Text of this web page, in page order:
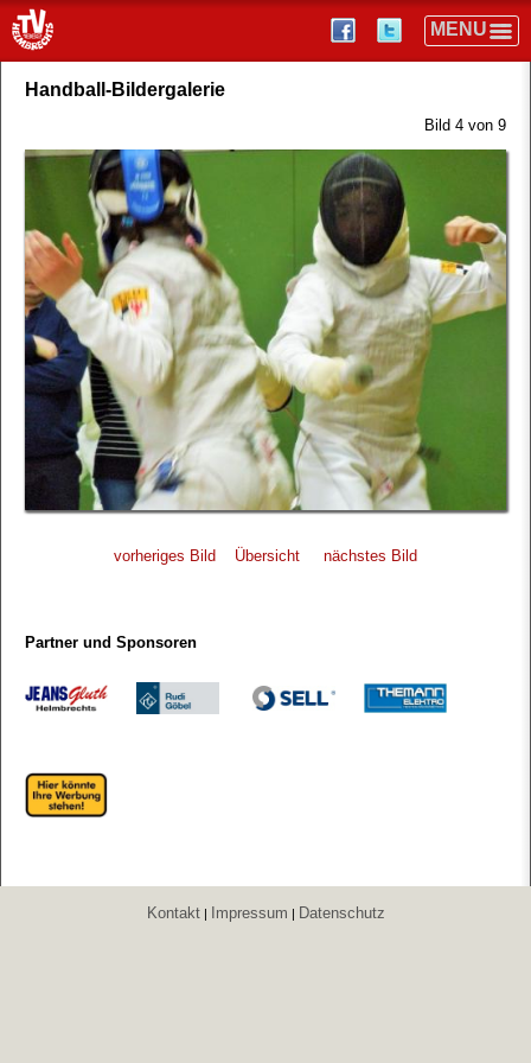
Handball-Bildergalerie
Bild 4 von 9
vorheriges Bild Übersicht nächstes Bild
Partner und Sponsoren
Kontakt| Impressum | Datenschutz